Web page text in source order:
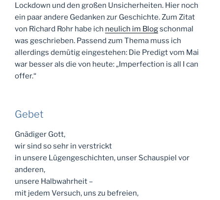
Lockdown und den großen Unsicherheiten. Hier noch
ein paar andere Gedanken zur Geschichte. Zum Zitat
von Richard Rohr habe ich neulich im Blogschonmal
was geschrieben. Passend zum Thema muss ich
allerdings demütig eingestehen: Die Predigt vom Mai
war besser als die von heute: „Imperfection is all I can
offer.“
Gebet
Gnädiger Gott,
wir sind so sehr in verstrickt
in unsere Lügengeschichten, unser Schauspiel vor
anderen,
unsere Halbwahrheit –
mit jedem Versuch, uns zu befreien,